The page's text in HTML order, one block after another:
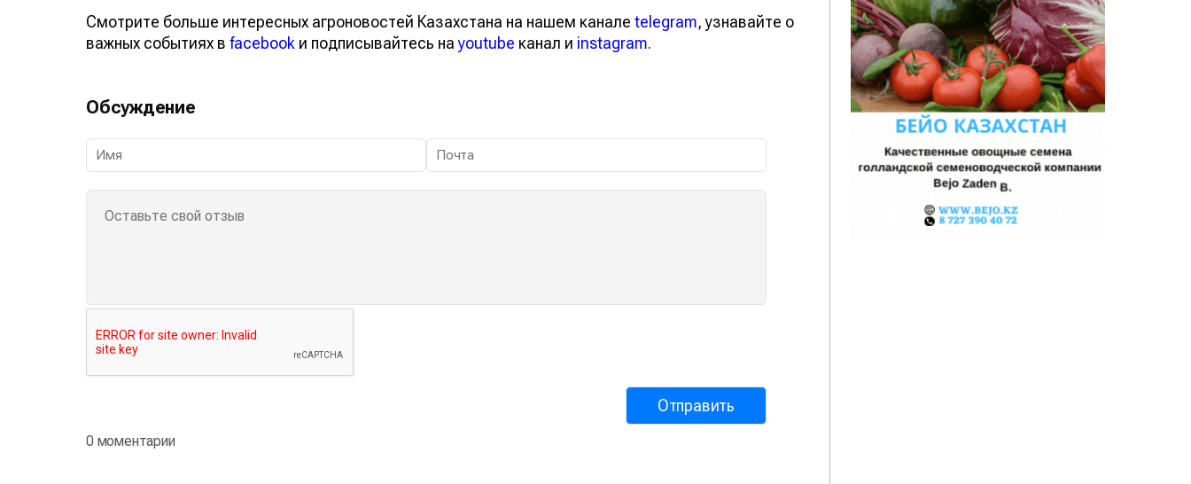
Смотрите больше интересных агроновостей Казахстана на нашем канале telegram, узнавайте о
важных событиях в facebook и подписывайтесь наyoutube канал и instagram.
Обсуждение
0 моментарии